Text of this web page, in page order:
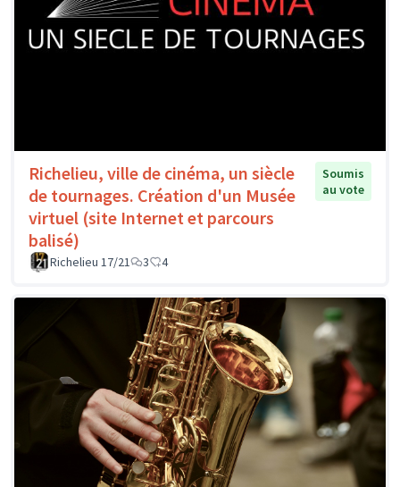
Richelieu, ville de cinéma, un siècle
de tournages. Création d'un Musée
virtuel (site Internet et parcours
balisé)
Soumis
au vote
Richelieu 17/21 3 4